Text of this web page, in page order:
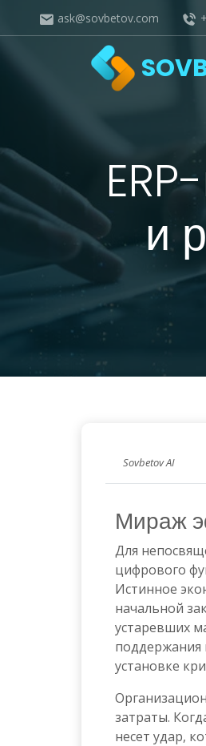
ask@sovbetov.com
и
Sovbetov AI
Мираж
Для
цифрового
Истинное
начальной
устаревших
поддержания
установке
затраты.
несет удар,